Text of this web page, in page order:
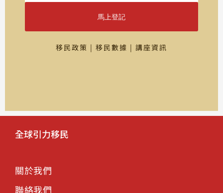
馬上登記
移民政策 | 移民數據 | 講座資訊
全球引力移民
關於我們
聯絡我們